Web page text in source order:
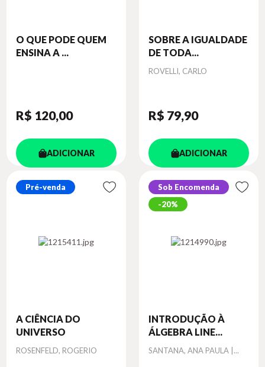
O QUE PODE QUEM
ENSINA A ...
R$ 120,00
ADICIONAR
SOBRE A IGUALDADE
DE TODA...
Autor
ROVELLI, CARLO
R$ 79,90
ADICIONAR
Pré-venda
A CIÊNCIA DO
UNIVERSO
Autor
ROSENFELD, ROGERIO
Sob Encomenda
20%
INTRODUÇÃO À
ÁLGEBRA LINE...
Autor
SANTANA, ANA PAULA |...